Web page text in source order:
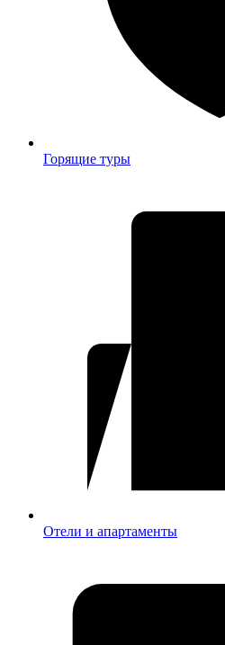
Горящие туры
Отели и апартаменты